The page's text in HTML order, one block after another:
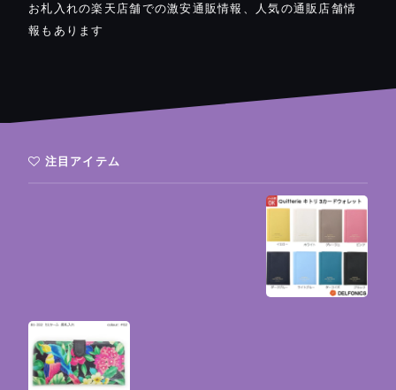
お札入れの楽天店舗での激安通販情報、人気の通販店舗情
報もあります
注目アイテム